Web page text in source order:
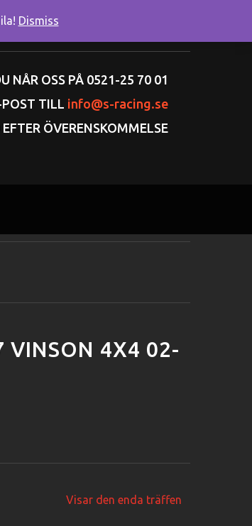
NÅR OSS PÅ 0521-25 70 01
TILL info@s-racing.se
ÖVERENSKOMMELSE
VINSON 4X4 02-
Visar den enda träffen
Dismiss